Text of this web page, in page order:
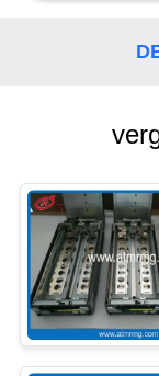
OFFERTE
SITEMAP